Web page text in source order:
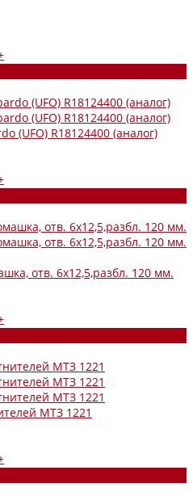
(UFO) R18124400 (аналог)
отв. 6х12,5,разбл. 120 мм.
МТЗ 1221